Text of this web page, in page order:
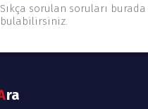
Sıkça sorulan soruları burada
bulabilirsiniz.
Ara